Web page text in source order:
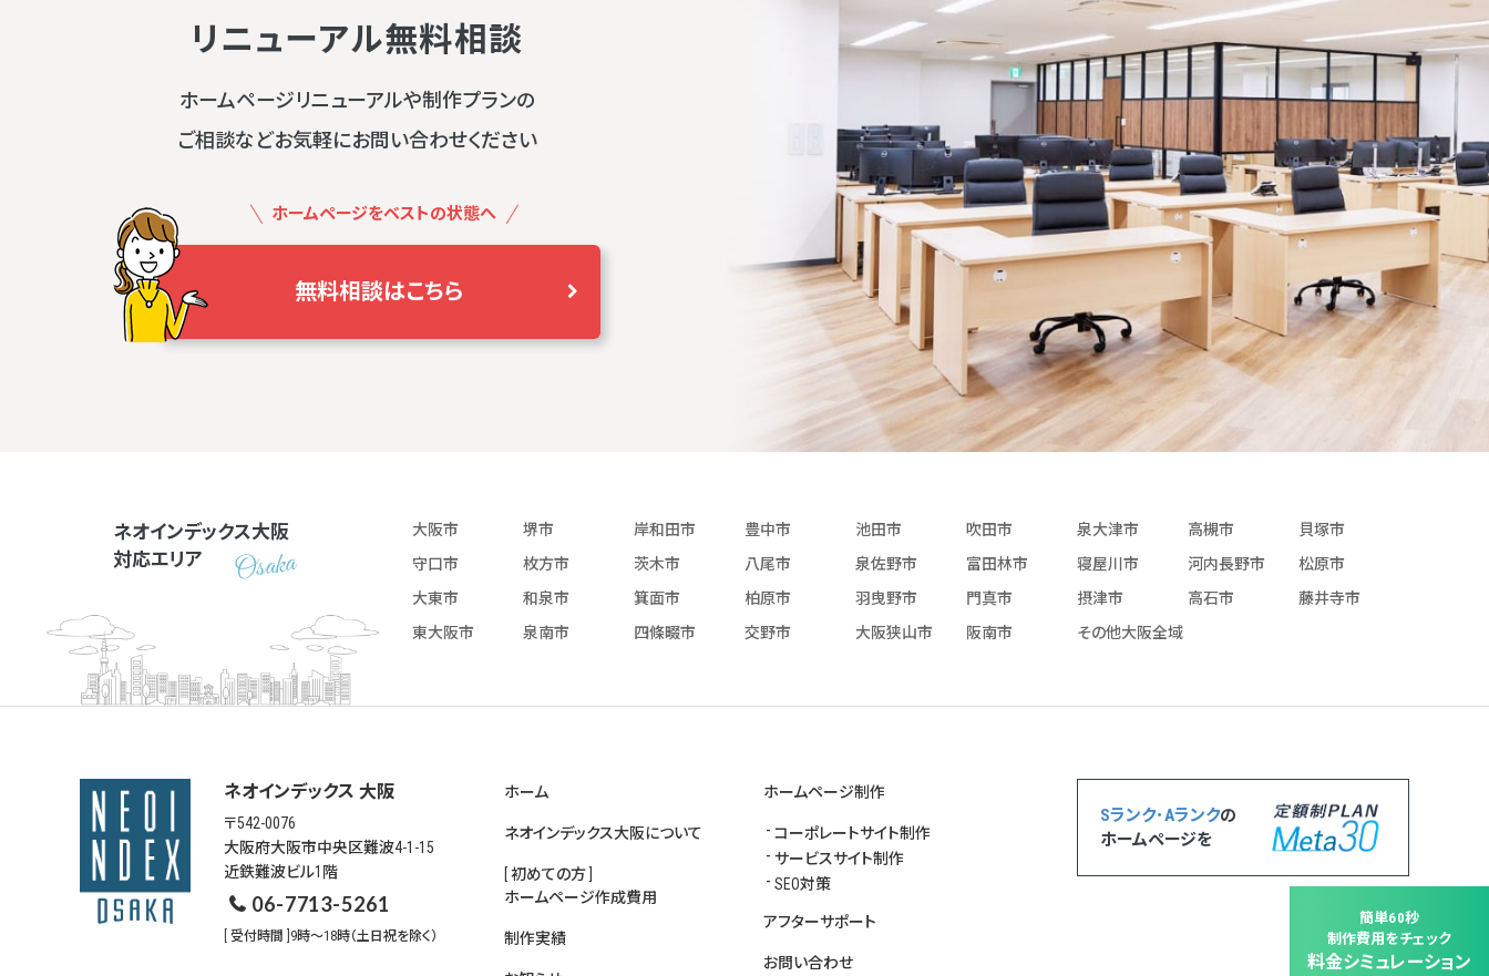
簡単60秒
制作費用をチェック
料金シミュレーション
リニューアル無料相談
ホームページリニューアルや制作プランの
ご相談などお気軽にお問い合わせください
ホームページをベストの状態へ
無料相談はこちら
ネオインデックス大阪
対応エリア
大阪市 堺市 岸和田市 豊中市 池田市 吹田市 泉大津市 高槻市
貝塚市
守口市
枚方市 茨木市 八尾市 泉佐野市 富田林市 寝屋川市 河内長野市
松原市
大東市
和泉市 箕面市 柏原市 羽曳野市 門真市 摂津市 高石市
藤井寺市
東大阪市
泉南市 四條畷市 交野市 大阪狭山市 阪南市 その他大阪全域
ネオインデックス 大阪
〒542-0076
大阪府大阪市中央区難波4-1-15
近鉄難波ビル1階
06-7713-5261
[ 受付時間 ]9時～18時（土日祝を除く）
ホーム
ネオインデックス大阪について
[ 初めての方 ]
ホームページ作成費用
制作実績
ホームページ制作
コーポレートサイト制作
サービスサイト制作
SEO対策
アフターサポート
お問い合わせ
Sランク･Aランクの
ホームページを